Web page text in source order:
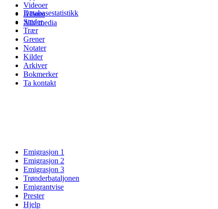
Videoer
Album
Alle media
Databasestatistikk
Steder
Trær
Grener
Notater
Kilder
Arkiver
Bokmerker
Ta kontakt
Emigrasjon 1
Emigrasjon 2
Emigrasjon 3
Trønderbataljonen
Emigrantvise
Prester
Hjelp